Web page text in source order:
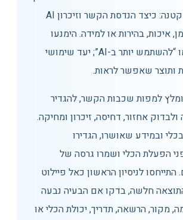
נסחו השערה קטנה: כיצד הנדסת הקשר וזיכרון AI
איכות, בהירות או למידה. הימנעו
מיעד כללי כמו “להשתמש יותר ב-AI”; יעד שימושי
ותוצר שאפשר לראות.
למפות שכבות הקשר, להגדיר
אחזור, דחיסה, זיכרון ומחיקה.
ובמידע שאושרו, הגדירו
הפעלת הכלי ושמרו גרסה של
התייחסו לניסיון הראשון כאל פיילוט
חלשה, בדקו אם הבעיה נבעה
מקור, הרשאה, תדריך, יכולת הכלי או